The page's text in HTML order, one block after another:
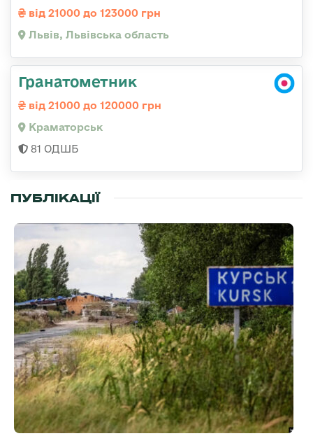
від 21000 до 123000 грн
Львів, Львівська область
Гранатометник
від 21000 до 120000 грн
Краматорськ
81 ОДШБ
ПУБЛІКАЦІЇ